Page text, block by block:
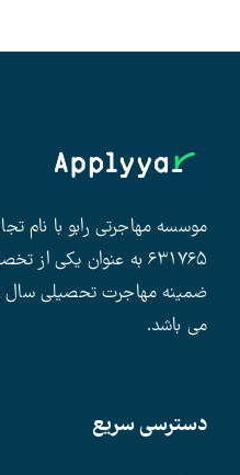
موسسه مهاجرتی رابو با نام
۶۳۱۷۶۵ به عنوان یکی
ضمینه مهاجرت تحصیلی
می باشد.
دسترسی سریع